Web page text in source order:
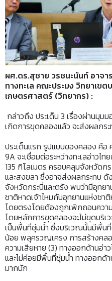
ผศ.ดร.สุชาย วรชนะนันท์ อาจ
ทางทะเล คณะประมง วิทยาเข
เกษตรศาสตร์ (วิทยากร) :
กล่าวถึง ประเด็น 3 เรื่องผ่านมุม
เกิดการขุดคลองแล้ว จะส่งผลก
ประเด็นแรก รูปแบบของคลอง คือ
9A จะเชื่อมต่อระหว่างทะเลอ่าวไ
135 กิโลเมตร ครอบคลุมจังหวัด
และสงขลา ซึ่งอาจส่งผลกระทบ
จังหวัดกระบี่และตรัง พบว่ามีอุทย
ชาติหาดเจ้าไหมกับอุทยานแห่งชา
โดยตรงโดยต้องถูกเพิกถอนควา
โดยหลักการขุดคลองจะไม่ขุดบริ
เป็นพื้นที่ชุ่มน้ำ ซึ่งบริเวณนั้นมีพื้น
น้อย พลุครวญเครง การสร้างคล
ความเสียหาย (3) ทางออกด้านอ่า
และไม่ค่อยมีพื้นที่ชุ่มน้ำ ทางออกด้
มากนัก